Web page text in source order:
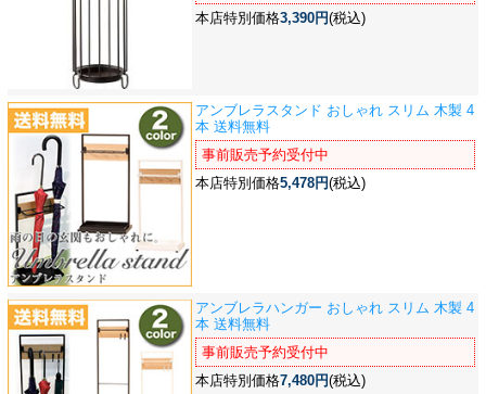
本店特別価格3,390円(税込)
アンブレラスタンド おしゃれ スリム 木製 4
本 送料無料
事前販売予約受付中
本店特別価格5,478円(税込)
アンブレラハンガー おしゃれ スリム 木製 4
本 送料無料
事前販売予約受付中
本店特別価格7,480円(税込)